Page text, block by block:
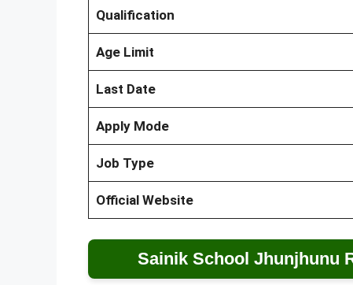
Qualification
Age Limit
Last Date
Apply Mode
Job Type
Official Website
Sainik School Jhunjhunu